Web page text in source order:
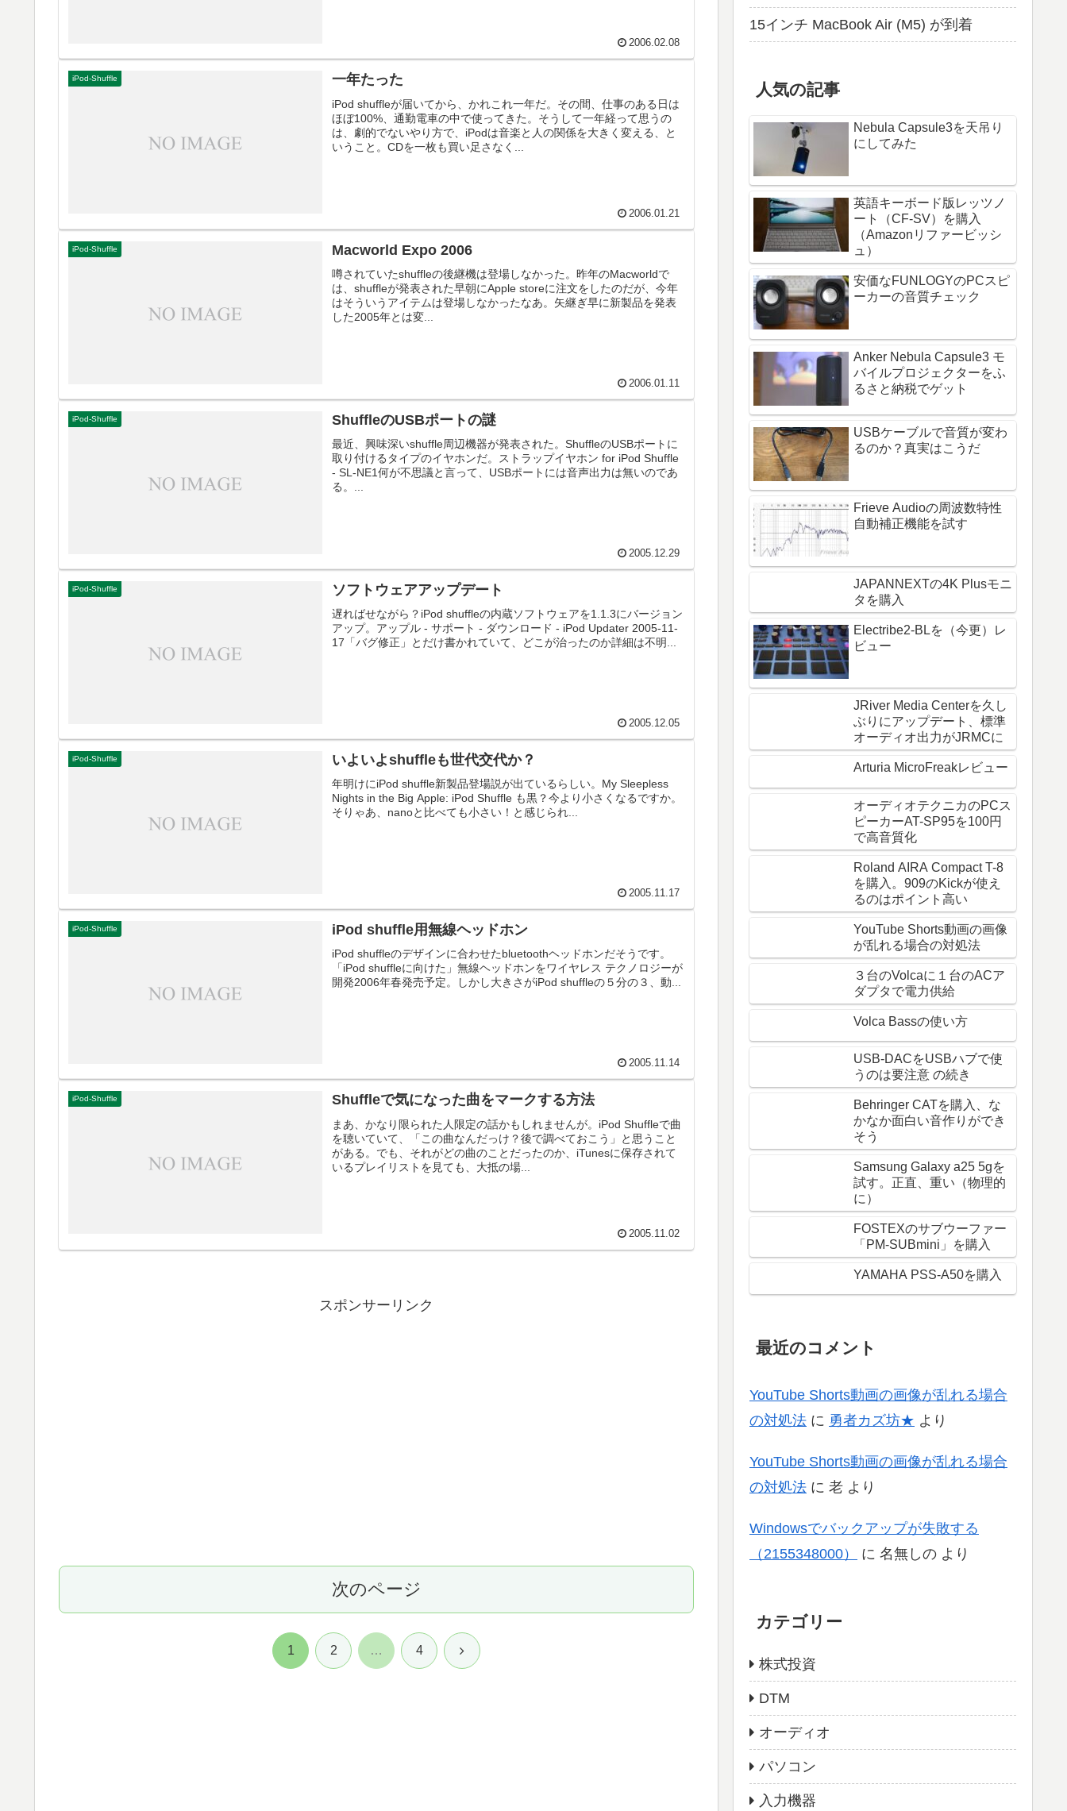
2006.02.08
iPod-Shuffle 一年たった
iPod shuffleが届いてから、かれこれ一年だ。その間、仕事のある日は
ほぼ100%、通勤電車の中で使ってきた。そうして一年経って思うの
は、劇的でないやり方で、iPodは音楽と人の関係を大きく変える、と
いうこと。CDを一枚も買い足さなく...
2006.01.21
iPod-Shuffle Macworld Expo 2006
噂されていたshuffleの後継機は登場しなかった。昨年のMacworldで
は、shuffleが発表された早朝にApple storeに注文をしたのだが、今年
はそういうアイテムは登場しなかったなあ。矢継ぎ早に新製品を発表
した2005年とは変...
2006.01.11
iPod-Shuffle ShuffleのUSBポートの謎
最近、興味深いshuffle周辺機器が発表された。ShuffleのUSBポートに
取り付けるタイプのイヤホンだ。ストラップイヤホン for iPod Shuffle
- SL-NE1何が不思議と言って、USBポートには音声出力は無いのであ
る。...
2005.12.29
iPod-Shuffle ソフトウェアアップデート
遅ればせながら？iPod shuffleの内蔵ソフトウェアを1.1.3にバージョン
アップ。アップル - サポート - ダウンロード - iPod Updater 2005-11-
17「バグ修正」とだけ書かれていて、どこが治ったのか詳細は不明...
2005.12.05
iPod-Shuffle いよいよshuffleも世代交代か？
年明けにiPod shuffle新製品登場説が出ているらしい。My Sleepless
Nights in the Big Apple: iPod Shuffle も黒？今より小さくなるですか。
そりゃあ、nanoと比べても小さい！と感じられ...
2005.11.17
iPod-Shuffle iPod shuffle用無線ヘッドホン
iPod shuffleのデザインに合わせたbluetoothヘッドホンだそうです。
「iPod shuffleに向けた」無線ヘッドホンをワイヤレス テクノロジーが
開発2006年春発売予定。しかし大きさがiPod shuffleの５分の３、動...
2005.11.14
iPod-Shuffle Shuffleで気になった曲をマークする方法
まあ、かなり限られた人限定の話かもしれませんが。iPod Shuffleで曲
を聴いていて、「この曲なんだっけ？後で調べておこう」と思うこと
がある。でも、それがどの曲のことだったのか、iTunesに保存されて
いるプレイリストを見ても、大抵の場...
2005.11.02
スポンサーリンク
次のページ
1 2 … 4 次
15インチ MacBook Air (M5) が到着
人気の記事
Nebula Capsule3を天吊り
にしてみた
英語キーボード版レッツノ
ート（CF-SV）を購入
（Amazonリファービッシ
ュ）
安価なFUNLOGYのPCスピ
ーカーの音質チェック
Anker Nebula Capsule3 モ
バイルプロジェクターをふ
るさと納税でゲット
USBケーブルで音質が変わ
るのか？真実はこうだ
Frieve Audioの周波数特性
自動補正機能を試す
JAPANNEXTの4K Plusモニ
タを購入
Electribe2-BLを（今更）レ
ビュー
JRiver Media Centerを久し
ぶりにアップデート、標準
オーディオ出力がJRMCに
Arturia MicroFreakレビュー
オーディオテクニカのPCス
ピーカーAT-SP95を100円
で高音質化
Roland AIRA Compact T-8
を購入。909のKickが使え
るのはポイント高い
YouTube Shorts動画の画像
が乱れる場合の対処法
３台のVolcaに１台のACア
ダプタで電力供給
Volca Bassの使い方
USB-DACをUSBハブで使
うのは要注意 の続き
Behringer CATを購入、な
かなか面白い音作りができ
そう
Samsung Galaxy a25 5gを
試す。正直、重い（物理的
に）
FOSTEXのサブウーファー
「PM-SUBmini」を購入
YAMAHA PSS-A50を購入
最近のコメント
YouTube Shorts動画の画像が乱れる場合
の対処法 に 勇者カズ坊★ より
YouTube Shorts動画の画像が乱れる場合
の対処法 に 老 より
Windowsでバックアップが失敗する
（2155348000）
に 名無しの より
カテゴリー
株式投資
DTM
オーディオ
パソコン
入力機器